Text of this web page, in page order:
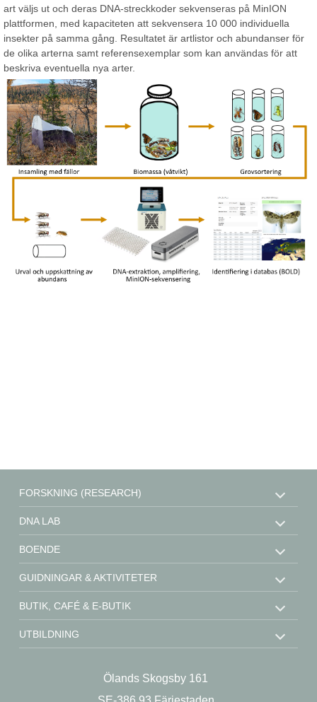
art väljs ut och deras DNA-streckkoder sekvenseras på MinION
plattformen, med kapaciteten att sekvensera 10 000 individuella
insekter på samma gång. Resultatet är artlistor och abundanser för
de olika arterna samt referensexemplar som kan användas för att
beskriva eventuella nya arter.
Ölands Skogsby 161
FORSKNING (RESEARCH)
DNA LAB
BOENDE
GUIDNINGAR & AKTIVITETER
BUTIK, CAFÉ & E-BUTIK
UTBILDNING